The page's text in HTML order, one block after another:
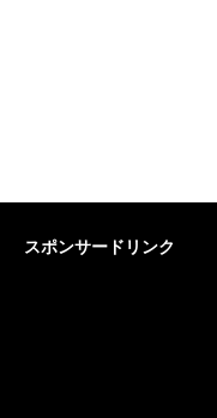
スポンサードリンク